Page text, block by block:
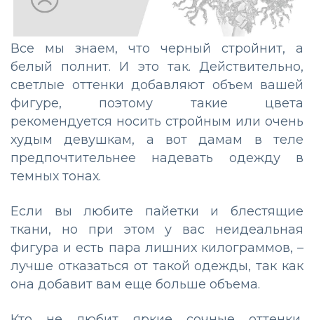
Все мы знаем, что черный стройнит, а
белый полнит. И это так. Действительно,
светлые оттенки добавляют объем вашей
фигуре, поэтому такие цвета
рекомендуется носить стройным или очень
худым девушкам, а вот дамам в теле
предпочтительнее надевать одежду в
темных тонах.
Если вы любите пайетки и блестящие
ткани, но при этом у вас неидеальная
фигура и есть пара лишних килограммов, –
лучше отказаться от такой одежды, так как
она добавит вам еще больше объема.